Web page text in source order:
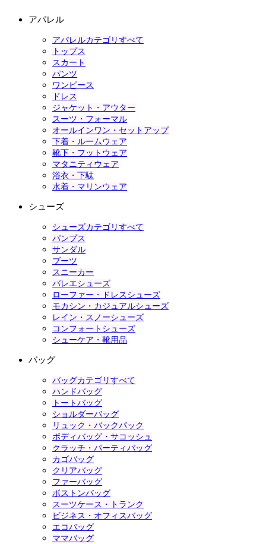
アパレル
アパレルカテゴリすべて
トップス
スカート
パンツ
ワンピース
ドレス
ジャケット・アウター
スーツ・フォーマル
オールインワン・セットアップ
下着・ルームウェア
靴下・フットウェア
マタニティウェア
浴衣・下駄
水着・マリンウェア
シューズ
シューズカテゴリすべて
パンプス
サンダル
ブーツ
スニーカー
バレエシューズ
ローファー・ドレスシューズ
モカシン・カジュアルシューズ
レイン・スノーシューズ
コンフォートシューズ
シューケア・靴用品
バッグ
バッグカテゴリすべて
ハンドバッグ
トートバッグ
ショルダーバッグ
リュック・バックパック
ボディバッグ・サコッシュ
クラッチ・パーティバッグ
カゴバッグ
クリアバッグ
ファーバッグ
ボストンバッグ
スーツケース・トランク
ビジネス・オフィスバッグ
エコバッグ
ママバッグ